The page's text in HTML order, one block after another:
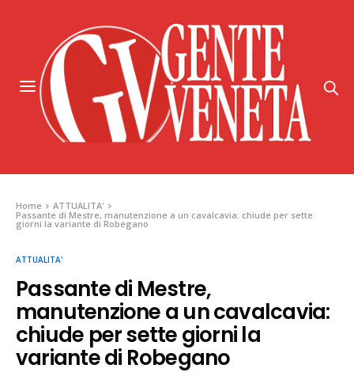
Home
ATTUALITA'
Passante di Mestre, manutenzione a un cavalcavia: chiude per sette
giorni la variante di Robegano
ATTUALITA'
Passante di Mestre,
manutenzione a un cavalcavia:
chiude per sette giorni la
variante di Robegano